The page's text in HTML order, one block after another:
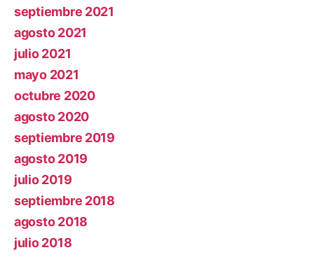
septiembre 2021
agosto 2021
julio 2021
mayo 2021
octubre 2020
agosto 2020
septiembre 2019
agosto 2019
julio 2019
septiembre 2018
agosto 2018
julio 2018